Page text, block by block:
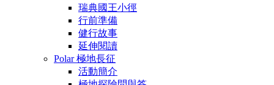
瑞典國王小徑
行前準備
健行故事
延伸閱讀
Polar 極地長征
活動簡介